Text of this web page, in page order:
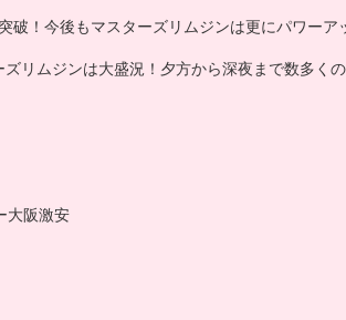
破！今後もマスターズリムジンは更にパワー
リムジンは大盛況！夕方から深夜まで数多く